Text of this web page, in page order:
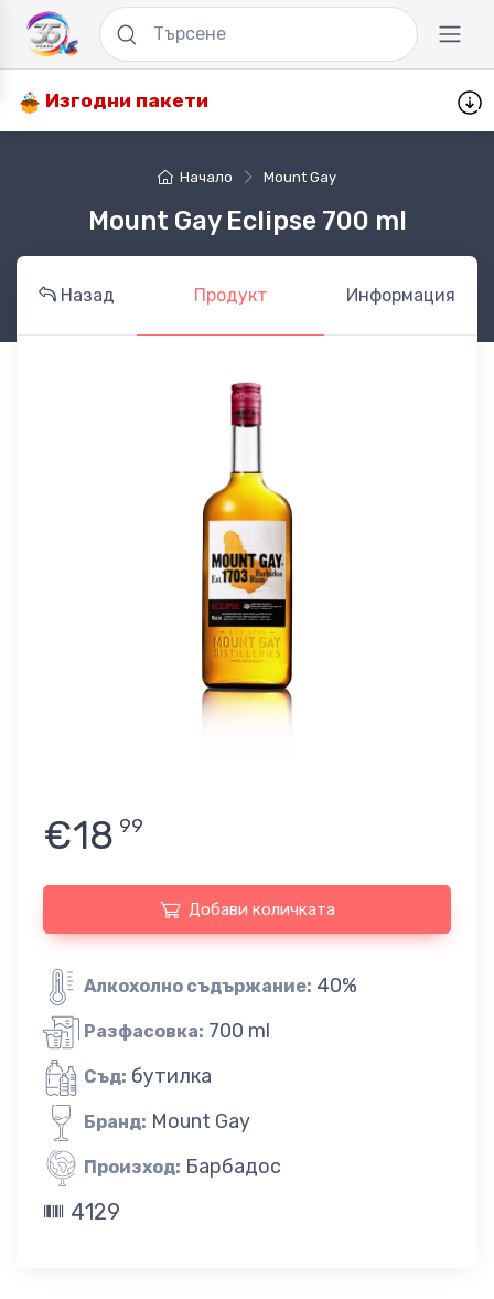
Изгодни пакети
Начало Mount Gay
Mount Gay Eclipse 700 ml
Назад Продукт Информация
€18 99
Добави количката
Алкохолно съдържание: 40%
Разфасовка: 700 ml
Съд: бутилка
Бранд: Mount Gay
Произход: Барбадос
4129